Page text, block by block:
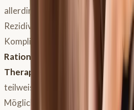
allerdings nicht in allen Fällen zum
Rezidive kommen häufig vor sowie
Komplikationen, daher ist diese
Ration angesehen. Leider sind die
Therapiemöglichkeiten
teilweise ohne nachhaltige
Möglich sind verschiedene